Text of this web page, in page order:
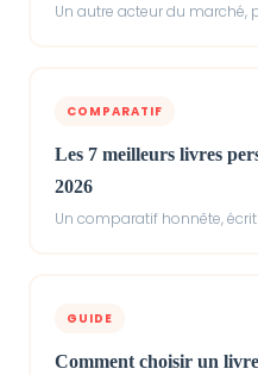
Un autre acteur du marché,
COMPARATIF
Les 7 meilleurs livres
2026
Un comparatif honnête,
GUIDE
Comment choisir un